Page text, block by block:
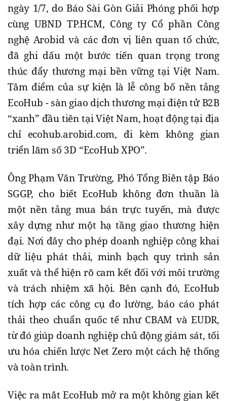
ngày 1/7, do Báo Sài Gòn Giải Phóng phối hợp
cùng UBND TP.HCM, Công ty Cổ phần Công
nghệ Arobid và các đơn vị liên quan tổ chức,
đã ghi dấu một bước tiến quan trọng trong
thúc đẩy thương mại bền vững tại Việt Nam.
Tâm điểm của sự kiện là lễ công bố nền tảng
EcoHub - sàn giao dịch thương mại điện tử B2B
“xanh” đầu tiên tại Việt Nam, hoạt động tại địa
chỉ ecohub.arobid.com, đi kèm không gian
triển lãm số 3D “EcoHub XPO”.
Ông Phạm Văn Trường, Phó Tổng Biên tập Báo
SGGP, cho biết EcoHub không đơn thuần là
một nền tảng mua bán trực tuyến, mà được
xây dựng như một hạ tầng giao thương hiện
đại. Nơi đây cho phép doanh nghiệp công khai
dữ liệu phát thải, minh bạch quy trình sản
xuất và thể hiện rõ cam kết đối với môi trường
và trách nhiệm xã hội. Bên cạnh đó, EcoHub
tích hợp các công cụ đo lường, báo cáo phát
thải theo chuẩn quốc tế như CBAM và EUDR,
từ đó giúp doanh nghiệp chủ động giám sát, tối
ưu hóa chiến lược Net Zero một cách hệ thống
và toàn trình.
Việc ra mắt EcoHub mở ra một không gian kết